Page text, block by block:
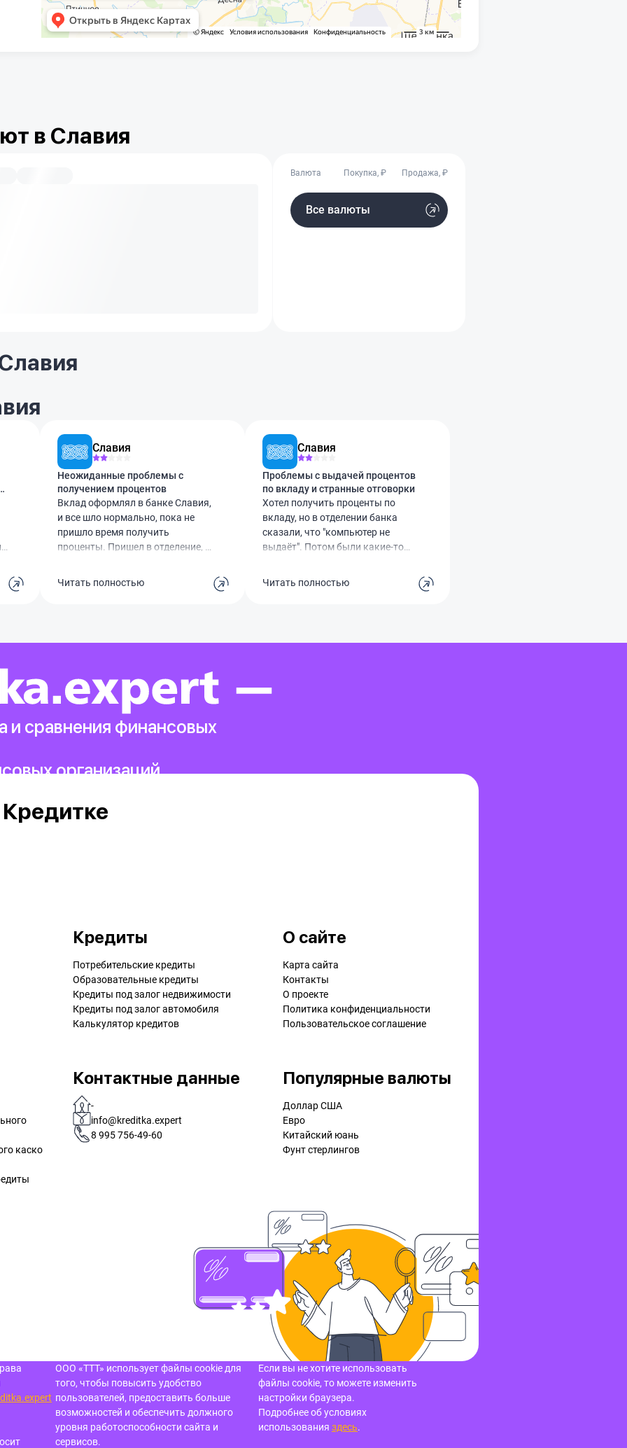
в Славия
Валюта Покупка, ₽ Продажа, ₽
Все валюты
Славия
Неожиданные проблемы с
получением процентов
Вклад оформлял в банке Славия,
и все шло нормально, пока не
пришло время получить
проценты. Пришел в отделение, а
вообще получить свои деньги.
Будьте осторожны.
Читать полностью
Славия
Проблемы с выдачей процентов
по вкладу и странные отговорки
Хотел получить проценты по
вкладу, но в отделении банка
сказали, что "компьютер не
выдаёт". Потом были какие-то
добиваться справедливости.
Читать полностью
и сравнения финансовых
организаций.
Кредиты
Потребительские кредиты
Образовательные кредиты
Кредиты под залог недвижимости
Кредиты под залог автомобиля
Калькулятор кредитов
О сайте
Карта сайта
Контакты
О проекте
Политика конфиденциальности
Пользовательское соглашение
каско
Контактные данные
-
info@kreditka.expert
8 995 756-49-60
Популярные валюты
Доллар США
Евро
Китайский юань
Фунт стерлингов
ООО «ТТТ» использует файлы cookie для
того, чтобы повысить удобство
пользователей, предоставить больше
возможностей и обеспечить должного
уровня работоспособности сайта и
сервисов.
Если вы не хотите использовать
файлы cookie, то можете изменить
настройки браузера.
Подробнее об условиях
использования здесь.